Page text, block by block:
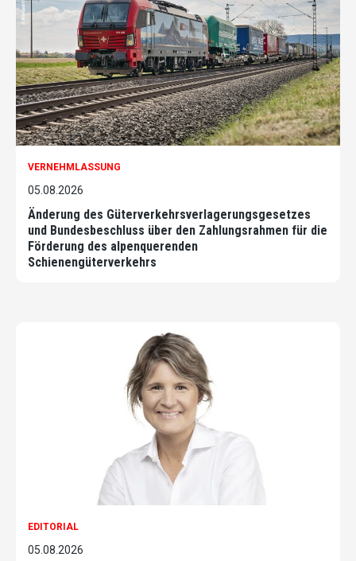
VERNEHMLASSUNG
05.08.2026
Änderung des Güterverkehrsverlagerungsgesetzes
und Bundesbeschluss über den Zahlungsrahmen für die
Förderung des alpenquerenden
Schienengüterverkehrs
EDITORIAL
05.08.2026